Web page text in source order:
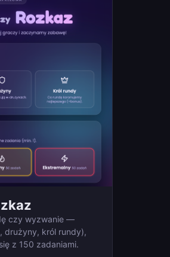
czy wyzwanie —
drużyny, król rundy),
z 150 zadaniami.